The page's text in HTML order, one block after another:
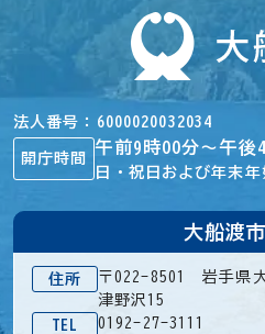
法人番号 6000020032034
開庁時間
午前9時00分～午後
日・祝日および年末年
大船渡
住所
〒022-8501 岩手県
津野沢15
TEL
0192-27-3111